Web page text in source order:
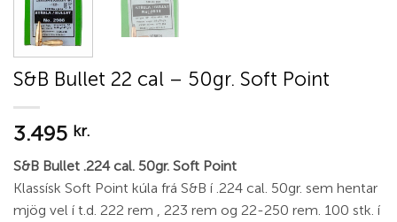
S&B Bullet 22 cal – 50gr. Soft Point
3.495 kr.
S&B Bullet .224 cal. 50gr. Soft Point
Klassísk Soft Point kúla frá S&B í .224 cal. 50gr. sem hentar
mjög vel í t.d. 222 rem , 223 rem og 22-250 rem. 100 stk. í